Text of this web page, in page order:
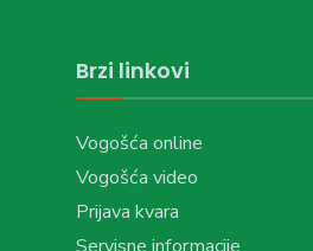
Brzi linkovi
Vogošća online
Vogošća video
Prijava kvara